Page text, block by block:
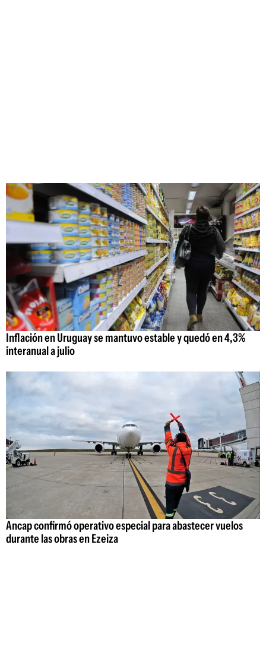
Inflación en Uruguay se mantuvo estable y quedó en 4,3%
interanual a julio
Ancap confirmó operativo especial para abastecer vuelos
durante las obras en Ezeiza